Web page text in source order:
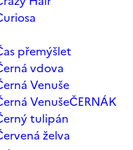
přemýšlet
vdova
Venuše
VenušeČERNÁK
tulipán
želva